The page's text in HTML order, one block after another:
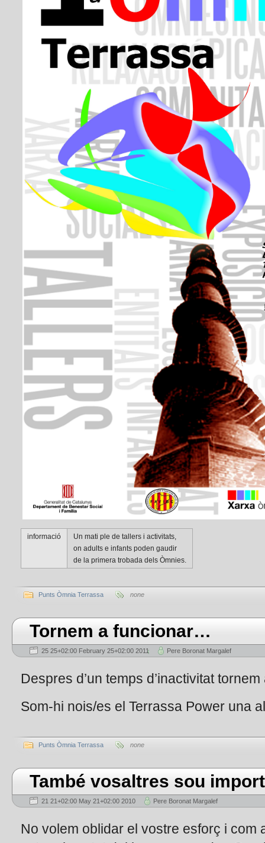
informació
Un mati ple de tallers i activitats,
on adults e infants poden gaudir
de la primera trobada dels Òmnies.
Punts Òmnia Terrassa none
Tornem a funcionar…
25 25+02:00 February 25+02:00 2011 Pere Boronat Margalef
Despres d’un temps d’inactivitat
Som-hi nois/es el Terrassa Power una
Punts Òmnia Terrassa none
També vosaltres sou
21 21+02:00 May 21+02:00 2010 Pere Boronat Margalef
No volem oblidar el vostre esforç i com